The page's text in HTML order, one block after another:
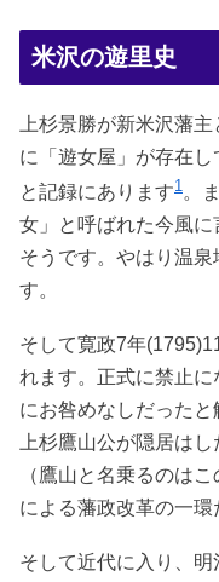
米沢の遊里史
上杉景勝が新米沢藩
に「遊女屋」が存在し
と記録にあります1。
女」と呼ばれた今風
そうです。やはり温
す。
そして寛政7年
れます。正式に禁止
にお咎めなしだったと
上杉鷹山公が隠居は
（鷹山と名乗るのは
による藩政改革の一環
そして近代に入り、